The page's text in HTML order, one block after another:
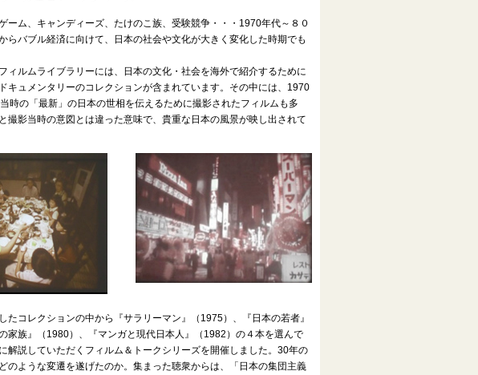
ーム、キャンディーズ、たけのこ族、受験競争・・・1970年代～８０
らバブル経済に向けて、日本の社会や文化が大きく変化した時期でも
ィルムライブラリーには、日本の文化・社会を海外で紹介するために
キュメンタリーのコレクションが含まれています。その中には、1970
時の「最新」の日本の世相を伝えるために撮影されたフィルムも多
撮影当時の意図とは違った意味で、貴重な日本の風景が映し出されて
たコレクションの中から『サラリーマン』（1975）、『日本の若者』
家族』（1980）、『マンガと現代日本人』（1982）の４本を選んで
解説していただくフィルム＆トークシリーズを開催しました。30年の
のような変遷を遂げたのか。集まった聴衆からは、「日本の集団主義